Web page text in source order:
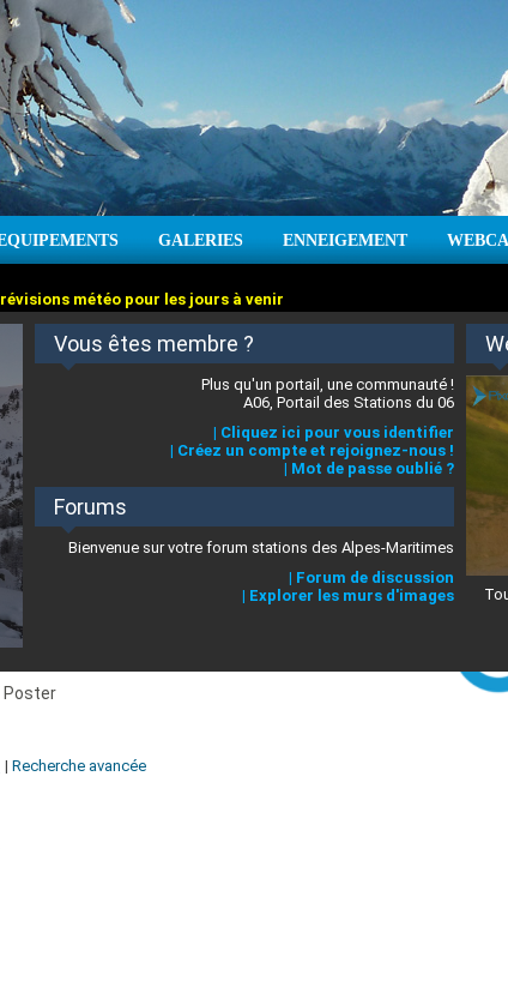
GALERIES ENNEIGEMENT
météo pour les jours à venir
Maritimes
Vous êtes membre ?
Plus qu'un portail, une communauté !
A06, Portail des Stations du 06
| Cliquez ici pour vous identifier
| Créez un compte et rejoignez-nous !
| Mot de passe oublié ?
Forums
Bienvenue sur votre forum stations des Alpes-Maritimes
| Forum de discussion
| Explorer les murs d'images
Poster
| Recherche avancée